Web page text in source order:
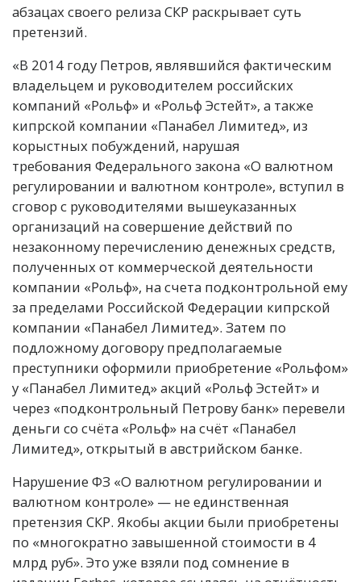
абзацах своего релиза СКР раскрывает суть
претензий.
«В 2014 году Петров, являвшийся фактическим
владельцем и руководителем российских
компаний «Рольф» и «Рольф Эстейт», а также
кипрской компании «Панабел Лимитед», из
корыстных побуждений, нарушая
требования Федерального закона «О валютном
регулировании и валютном контроле», вступил в
сговор с руководителями вышеуказанных
организаций на совершение действий по
незаконному перечислению денежных средств,
полученных от коммерческой деятельности
компании «Рольф», на счета подконтрольной ему
за пределами Российской Федерации кипрской
компании «Панабел Лимитед». Затем по
подложному договору предполагаемые
преступники оформили приобретение «Рольфом»
у «Панабел Лимитед» акций «Рольф Эстейт» и
через «подконтрольный Петрову банк» перевели
деньги со счёта «Рольф» на счёт «Панабел
Лимитед», открытый в австрийском банке.
Нарушение ФЗ «О валютном регулировании и
валютном контроле» — не единственная
претензия СКР. Якобы акции были приобретены
по «многократно завышенной стоимости в 4
млрд руб». Это уже взяли под сомнение в